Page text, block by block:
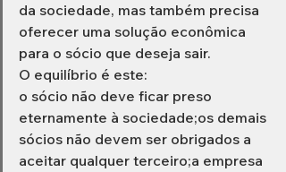
da sociedade, mas também precisa
oferecer uma solução econômica
para o sócio que deseja sair.
O equilíbrio é este:
o sócio não deve ficar preso
eternamente à sociedade;os demais
sócios não devem ser obrigados a
aceitar qualquer terceiro;a empresa